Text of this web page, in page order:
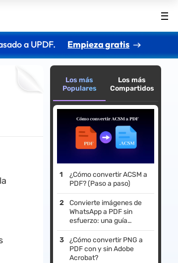
a UPDF. Empieza gratis
Los más
Populares
Los más
Compartidos
¿Cómo convertir ACSM a
PDF? (Paso a paso)
Convierte imágenes de
WhatsApp a PDF sin
esfuerzo: una guía
completa
¿Cómo convertir PNG a
PDF con y sin Adobe
Acrobat?